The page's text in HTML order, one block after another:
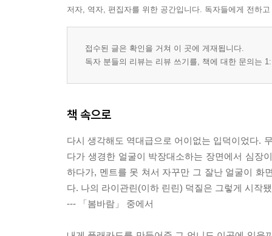
저자, 역자, 편집자를 위한 공간입니다. 독자들에게 전하
접수된 글은 확인을 거쳐 이 곳에 게재됩니다.
독자 분들의 리뷰는 리뷰 쓰기를, 책에 대한 문의는
책 속으로
다시 생각해도 역대급으로 어이없는 입덕이었다.
다가 생경한 얼굴이 박장대소하는 장면에서 심장
하다가, 멘트를 못 쳐서 자꾸만 그 잘난 얼굴이 화
다. 나의 라이관린(이하 린린) 덕질은 그렇게 시작
--- 「봄바람」 중에서